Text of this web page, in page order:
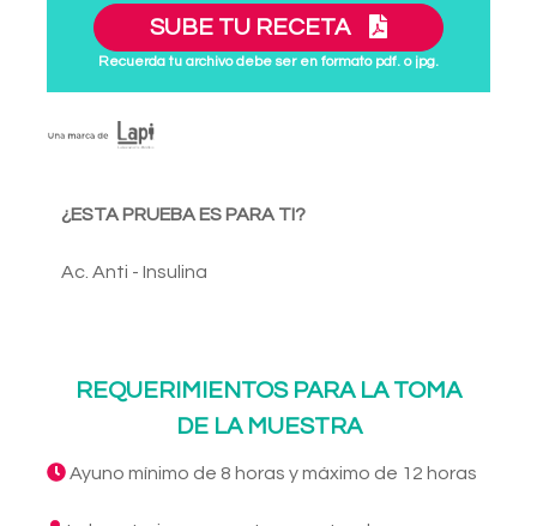
SUBE TU RECETA
Recuerda tu archivo debe ser en formato pdf. o jpg.
¿ESTA PRUEBA ES PARA TI?
Ac. Anti - Insulina
REQUERIMIENTOS PARA LA TOMA
DE LA MUESTRA
Ayuno mínimo de 8 horas y máximo de 12 horas